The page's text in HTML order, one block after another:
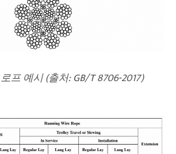
프 예시 (출처: GB/T 8706-2017)